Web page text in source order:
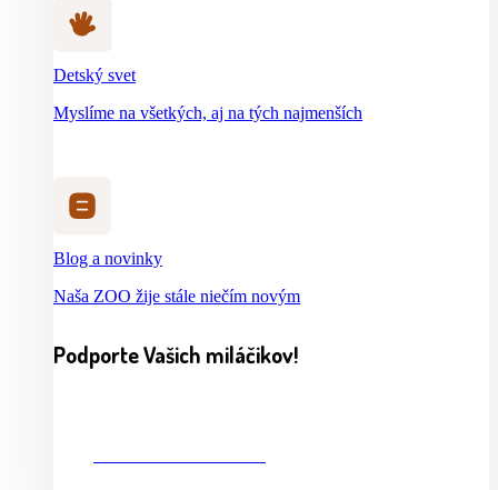
Detský svet
Myslíme na všetkých, aj na tých najmenších
Blog a novinky
Naša ZOO žije stále niečím novým
Podporte Vašich miláčikov!